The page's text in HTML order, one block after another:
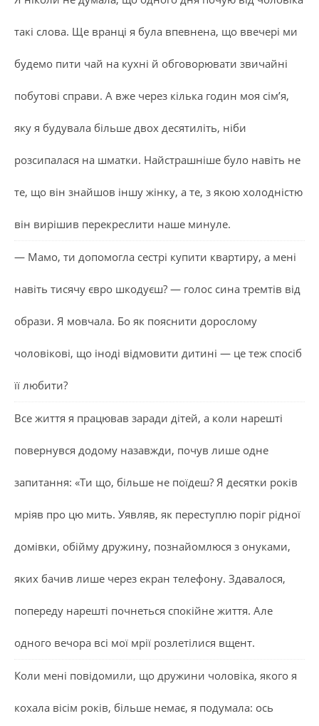
такі слова. Ще вранці я була впевнена, що ввечері ми
будемо пити чай на кухні й обговорювати звичайні
побутові справи. А вже через кілька годин моя сім’я,
яку я будувала більше двох десятиліть, ніби
розсипалася на шматки. Найстрашніше було навіть не
те, що він знайшов іншу жінку, а те, з якою холодністю
він вирішив перекреслити наше минуле.
— Мамо, ти допомогла сестрі купити квартиру, а мені
навіть тисячу євро шкодуєш? — голос сина тремтів від
образи. Я мовчала. Бо як пояснити дорослому
чоловікові, що іноді відмовити дитині — це теж спосіб
її любити?
Все життя я працював заради дітей, а коли нарешті
повернувся додому назавжди, почув лише одне
запитання: «Ти що, більше не поїдеш? Я десятки років
мріяв про цю мить. Уявляв, як переступлю поріг рідної
домівки, обійму дружину, познайомлюся з онуками,
яких бачив лише через екран телефону. Здавалося,
попереду нарешті почнеться спокійне життя. Але
одного вечора всі мої мрії розлетілися вщент.
Коли мені повідомили, що дружини чоловіка, якого я
кохала вісім років, більше немає, я подумала: ось